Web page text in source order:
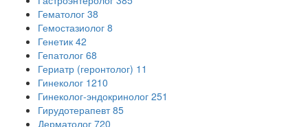
Гематолог 38
Гемостазиолог 8
Генетик 42
Гепатолог 68
Гериатр (геронтолог) 11
Гинеколог 1210
Гинеколог-эндокринолог 251
Гирудотерапевт 85
Дерматолог 720